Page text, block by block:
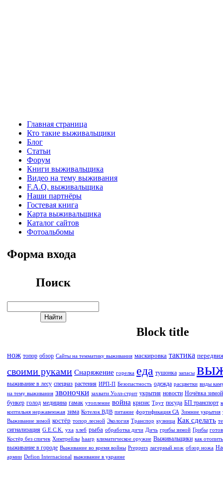
Главная страница
Кто такие выживальщики
Блог
Статьи
Форум
Книги выживальщика
Видео на тему выживания
F.A.Q. выживальщика
Наши партнёры
Гостевая книга
Карта выживальщика
Каталог сайтов
Фотоальбомы
Форма входа
Поиск
Block title
нож топор обзор Сайты на темматику выживания маскировка тактика
своими руками Снаряжение горелка еда тушонка запасы
выживание в лесу спецназ растения ИРП-П Безопастность одежда расцветки виды
на тему выживания звоночки захвати Уолл-стрит укрытия новости Ночёвка зимой
бункер голод медицина гамак утопление война кризис Трут посуда БП транспорт
коптильня нержавеюжая зима Котелок ВДВ питание фортификация СА Зимние укрытия
Выживание зимой костёр топор лесной Экология Транспор кузница Как сделать
сигнализация G.E.C.K. уха хлеб рыба обработка дичи Дичь грибы зимой Грибы
Костёр без спичек Химтрейлы haarp климатическое оружие Выживальщики как
выживание в городе Выживание во время войны Preppers лагерный нож обзор ножа
армии Defion Internacional выживание в украине